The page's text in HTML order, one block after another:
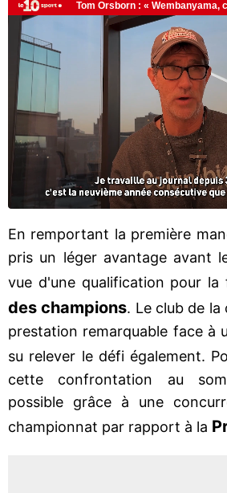
En remportant la première
pris un léger avantage avant
vue d'une qualification pour la
des champions. Le club de la
prestation remarquable face à
su relever le défi également.
cette confrontation au
possible grâce à une
championnat par rapport à la